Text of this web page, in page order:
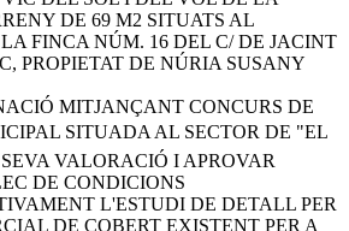
DE 69 M2 SITUATS AL
FINCA NÚM. 16 DEL C/ DE JACINT
PROPIETAT DE NÚRIA SUSANY
MITJANÇANT CONCURS DE
SITUADA AL SECTOR DE "EL
VALORACIÓ I APROVAR
DE CONDICIONS
L'ESTUDI DE DETALL PER
DE COBERT EXISTENT PER A